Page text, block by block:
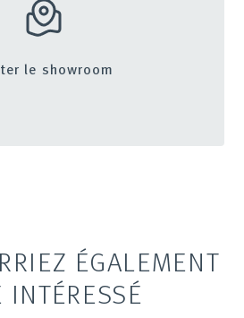
le showroom
ÉGALEMENT
INTÉRESSÉ